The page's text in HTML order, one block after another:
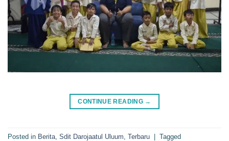
CONTINUE READING →
Posted in Berita Sdit Darojaatul Uluum Terbaru | Tagged